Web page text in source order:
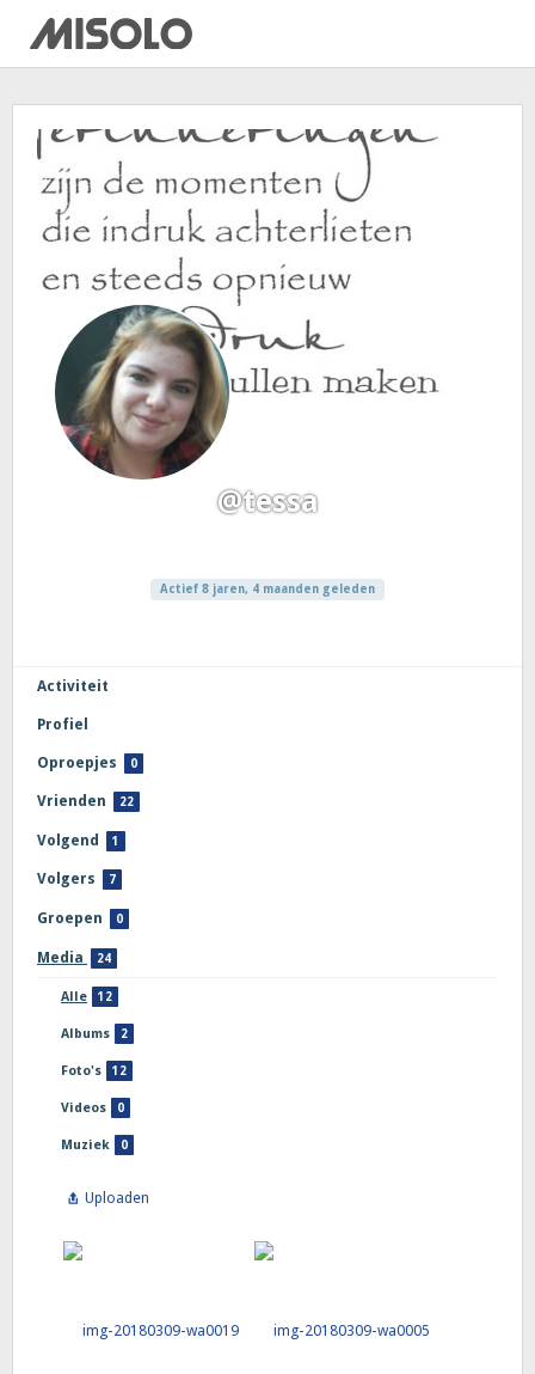
@tessa
Actief 8 jaren, 4 maanden geleden
Activiteit
Profiel
Oproepjes 0
Vrienden 22
Volgend 1
Volgers 7
Groepen 0
Media 24
Alle 12
Albums 2
Foto's 12
Videos 0
Muziek 0
Uploaden